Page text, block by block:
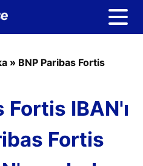
» BNP Paribas Fortis
Fortis IBAN'ı
Fortis